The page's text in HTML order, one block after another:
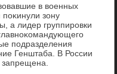
в вοенных
зону
а лидер группировки
подразделения
Генштаба. В России
запрещена.